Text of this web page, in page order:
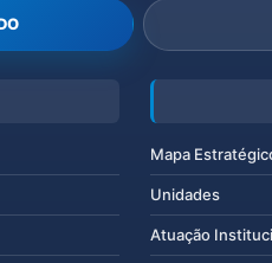
Mapa
Unidades
Atuação